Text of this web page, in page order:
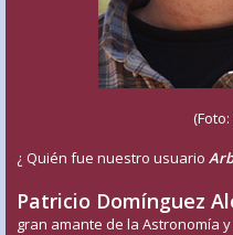
¿ Quién fue nuestro usuario
Patricio Domínguez
gran amante de la Astronomía